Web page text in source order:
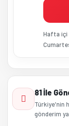
Hafta içi
81 İle
Türkiye'nin
gönderim